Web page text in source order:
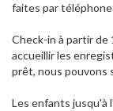
faites par
Check-in à partir de
accueillir les
prêt, nous pouvons
Les enfants jusqu'à